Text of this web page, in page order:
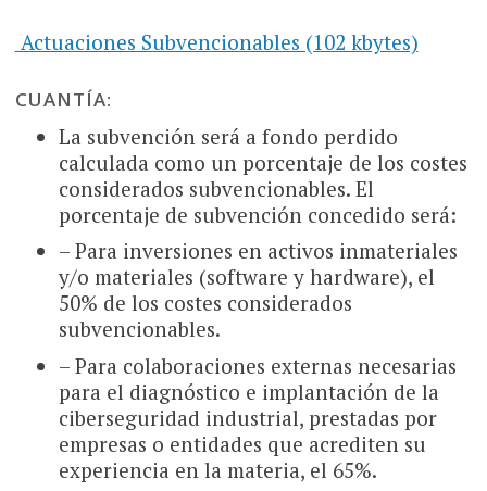
Actuaciones Subvencionables (102 kbytes)
CUANTÍA:
La subvención será a fondo perdido
calculada como un porcentaje de los costes
considerados subvencionables. El
porcentaje de subvención concedido será:
– Para inversiones en activos inmateriales
y/o materiales (software y hardware), el
50% de los costes considerados
subvencionables.
– Para colaboraciones externas necesarias
para el diagnóstico e implantación de la
ciberseguridad industrial, prestadas por
empresas o entidades que acrediten su
experiencia en la materia, el 65%.